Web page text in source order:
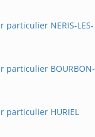
particulier NERIS-LES-
particulier BOURBON-
particulier HURIEL